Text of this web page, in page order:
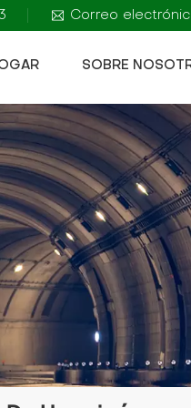
Correo
SOBRE